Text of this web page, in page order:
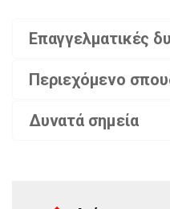
Επαγγελματικές
Περιεχόμενο
Δυνατά σημεία